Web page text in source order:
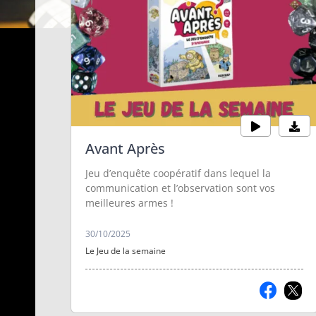
Avant Après
Jeu d’enquête coopératif dans lequel la
communication et l’observation sont vos
meilleures armes !
30/10/2025
Le Jeu de la semaine
Karma Dice
Mon puzzle
aventure - Dragon